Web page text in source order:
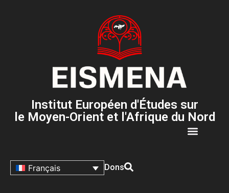
Institut Européen d'Études sur
le Moyen-Orient et l'Afrique du Nord
Français Dons